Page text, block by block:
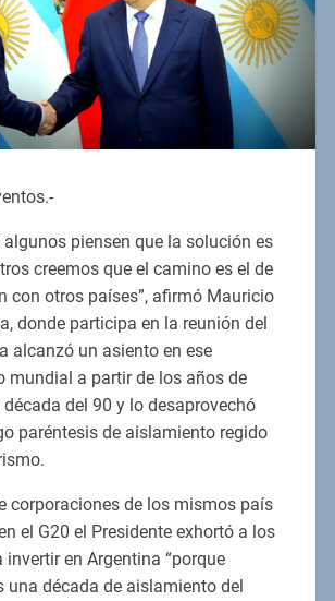
algunos piensen que la solución es
creemos que el camino es el de
con otros países”, afirmó Mauricio
donde participa en la reunión del
alcanzó un asiento en ese
mundial a partir de los años de
del 90 y lo desaprovechó
paréntesis de aislamiento regido
corporaciones de los mismos país
el G20 el Presidente exhortó a los
invertir en Argentina “porque
una década de aislamiento del